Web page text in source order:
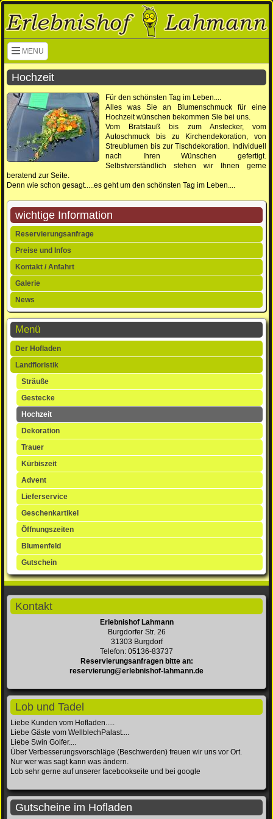
MENU
Navigation überspringen
Hochzeit
Für den schönsten Tag im Leben....
Alles was Sie an Blumenschmuck für eine
Hochzeit wünschen bekommen Sie bei uns.
Vom Bratstauß bis zum Anstecker, vom
Autoschmuck bis zu Kirchendekoration, von
Streublumen bis zur Tischdekoration. Individuell
nach Ihren Wünschen gefertigt.
Selbstverständlich stehen wir Ihnen gerne
beratend zur Seite.
Denn wie schon gesagt.....es geht um den schönsten Tag im Leben....
wichtige Information
Navigation
überspringen
Reservierungsanfrage
Preise und Infos
Kontakt / Anfahrt
Galerie
News
Menü
Navigation
überspringen
Der Hofladen
Landfloristik
Sträuße
Gestecke
Hochzeit
Dekoration
Trauer
Kürbiszeit
Advent
Lieferservice
Geschenkartikel
Öffnungszeiten
Blumenfeld
Gutschein
Kontakt
Erlebnishof Lahmann
Burgdorfer Str. 26
31303 Burgdorf
Telefon: 05136-83737
Reservierungsanfragen bitte an:
reservierung@erlebnishof-lahmann.de
Lob und Tadel
Liebe Kunden vom Hofladen.....
Liebe Gäste vom WellblechPalast....
Liebe Swin Golfer....
Über Verbesserungsvorschläge (Beschwerden) freuen wir uns vor Ort.
Nur wer was sagt kann was ändern.
Lob sehr gerne auf unserer facebookseite und bei google
Gutscheine im Hofladen